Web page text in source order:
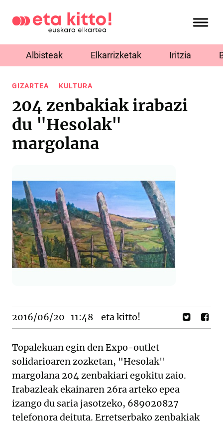
Albisteak Elkarrizketak Iritzia
GIZARTEA KULTURA
204 zenbakiak irabazi
du "Hesolak"
margolana
2016/06/20 11:48 eta kitto!
Topalekuan egin den Expo-outlet
solidarioaren zozketan, "Hesolak"
margolana 204 zenbakiari egokitu zaio.
Irabazleak ekainaren 26ra arteko epea
izango du saria jasotzeko, 689020827
telefonora deituta. Erretserbako zenbakiak